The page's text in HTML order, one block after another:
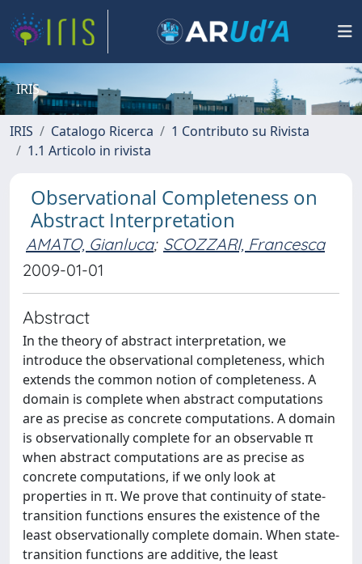
IRIS
IRIS Catalogo Ricerca
1 Contributo su Rivista
1.1 Articolo in rivista
Observational Completeness on
Abstract Interpretation
AMATO, Gianluca; SCOZZARI, Francesca
2009-01-01
Abstract
In the theory of abstract interpretation, we
introduce the observational completeness, which
extends the common notion of completeness. A
domain is complete when abstract computations
are as precise as concrete computations. A domain
is observationally complete for an observable π
when abstract computations are as precise as
concrete computations, if we only look at
properties in π. We prove that continuity of state-
transition functions ensures the existence of the
least observationally complete domain. When state-
transition functions are additive, the least